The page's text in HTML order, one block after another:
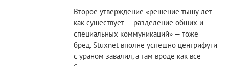
Второе утверждение «решение тыщу лет
как существует — разделение общих и
специальных коммуникаций» — тоже
бред. Stuxnet вполне успешно центрифуги
с ураном завалил, а там вроде как всё